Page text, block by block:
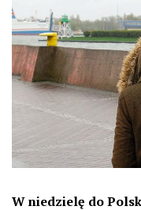
W niedzielę do